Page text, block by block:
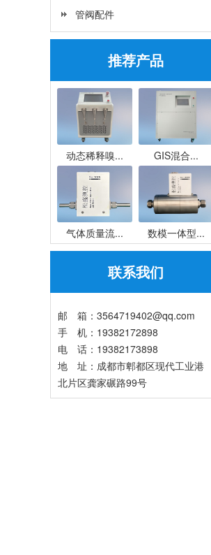
管阀配件
推荐产品
动态稀释嗅... GIS混合...
气体质量流... 数模一体型...
联系我们
邮 箱：3564719402@qq.com ​
手 机：19382172898
电 话：19382173898
地 址：成都市郫都区现代工业港
北片区龚家碾路99号